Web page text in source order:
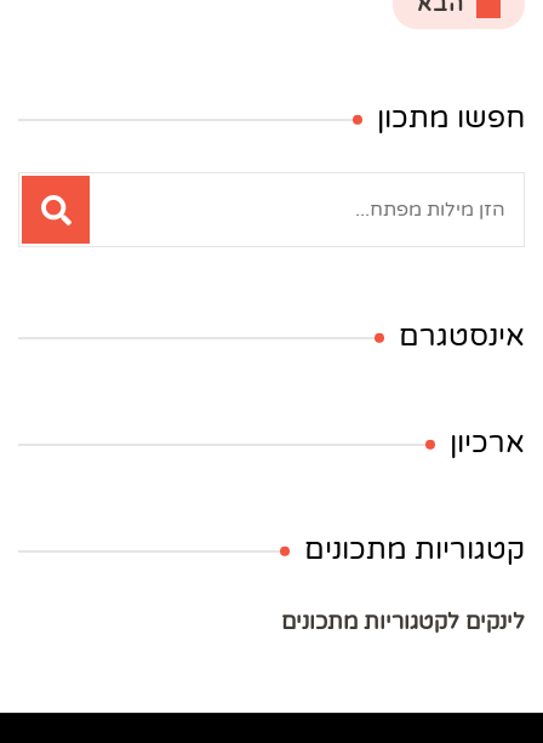
חפשו מתכון
אינסטגרם
ארכיון
קטגוריות מתכונים
לינקים לקטגוריות מתכונים